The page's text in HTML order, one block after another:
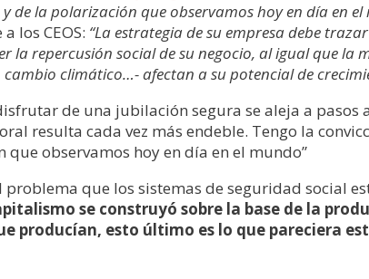
de la polarización que observamos hoy en día en el
los CEOS: “La estrategia de su empresa debe
repercusión social de su negocio, al igual que la
climático…- afectan a su potencial de
de una jubilación segura se aleja a
resulta cada vez más endeble. Tengo la
observamos hoy en día en el mundo”
que los sistemas de seguridad social
se construyó sobre la base de la
producían, esto último es lo que pareciera